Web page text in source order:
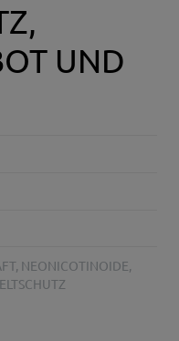
UND
, NEONICOTINOIDE,